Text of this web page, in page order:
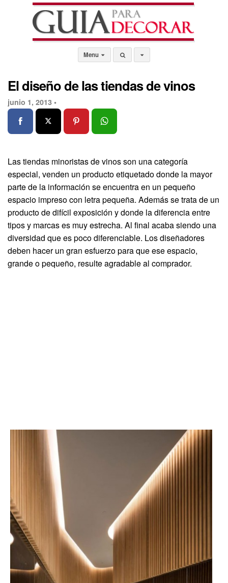
Menu
El diseño de las tiendas de vinos
junio 1, 2013 •
Las tiendas minoristas de vinos son una categoría
especial, venden un producto etiquetado donde la mayor
parte de la información se encuentra en un pequeño
espacio impreso con letra pequeña. Además se trata de un
producto de difícil exposición y donde la diferencia entre
tipos y marcas es muy estrecha. Al final acaba siendo una
diversidad que es poco diferenciable. Los diseñadores
deben hacer un gran esfuerzo para que ese espacio,
grande o pequeño, resulte agradable al comprador.